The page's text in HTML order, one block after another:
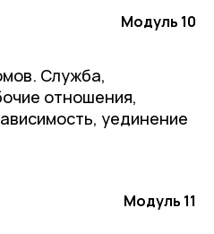
Модуль 10
Служба,
отношения,
уединение
Модуль 11